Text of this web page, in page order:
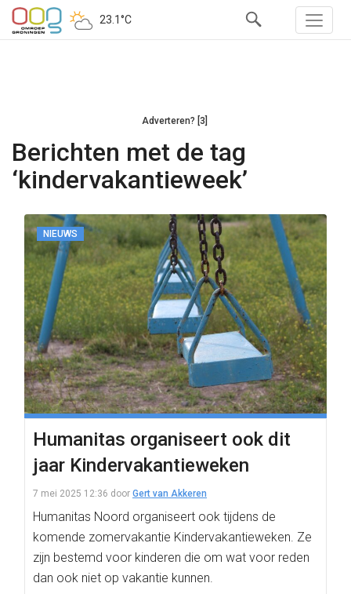
23.1°C
Adverteren? [3]
Berichten met de tag
‘kindervakantieweek’
NIEUWS
Humanitas organiseert ook dit
jaar Kindervakantieweken
7 mei 2025 12:36 door Gert van Akkeren
Humanitas Noord organiseert ook tijdens de
komende zomervakantie Kindervakantieweken. Ze
zijn bestemd voor kinderen die om wat voor reden
dan ook niet op vakantie kunnen.